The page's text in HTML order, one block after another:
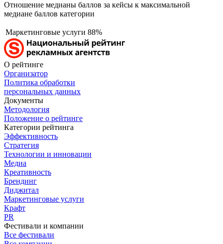
Отношение медианы баллов за кейсы к максимальной
медиане баллов категории
Маркетинговые услуги 88%
О рейтинге
Организатор
Политика обработки
персональных данных
Документы
Методология
Положение о рейтинге
Категории рейтинга
Эффективность
Стратегия
Технологии и инновации
Медиа
Креативность
Брендинг
Диджитал
Маркетинговые услуги
Крафт
PR
Фестивали и компании
Все фестивали